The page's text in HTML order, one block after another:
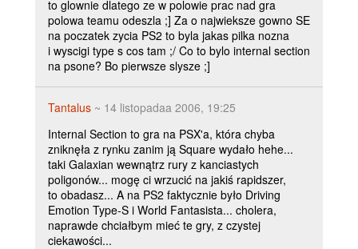
to glownie dlatego ze w polowie prac nad gra
polowa teamu odeszla ;] Za o najwieksze gowno SE
na poczatek zycia PS2 to byla jakas pilka nozna
i wyscigi type s cos tam ;/ Co to bylo internal section
na psone? Bo pierwsze slysze ;]
Tantalus ~ 14 listopadaa 2006, 19:25
Internal Section to gra na PSX'a, która chyba
zniknęła z rynku zanim ją Square wydało hehe...
taki Galaxian wewnątrz rury z kanciastych
poligonów... mogę ci wrzucić na jakiś rapidszer,
to obadasz... A na PS2 faktycznie było Driving
Emotion Type-S i World Fantasista... cholera,
naprawde chciałbym mieć te gry, z czystej
ciekawości...